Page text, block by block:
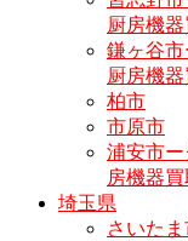
厨房機器
鎌ヶ谷
厨房機器
柏市
市原市
浦安市
房機器買
埼玉県
さいた